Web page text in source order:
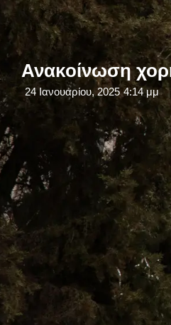
Ανακοίνωση
24 Ιανουαρίου, 2025 4:14 μμ